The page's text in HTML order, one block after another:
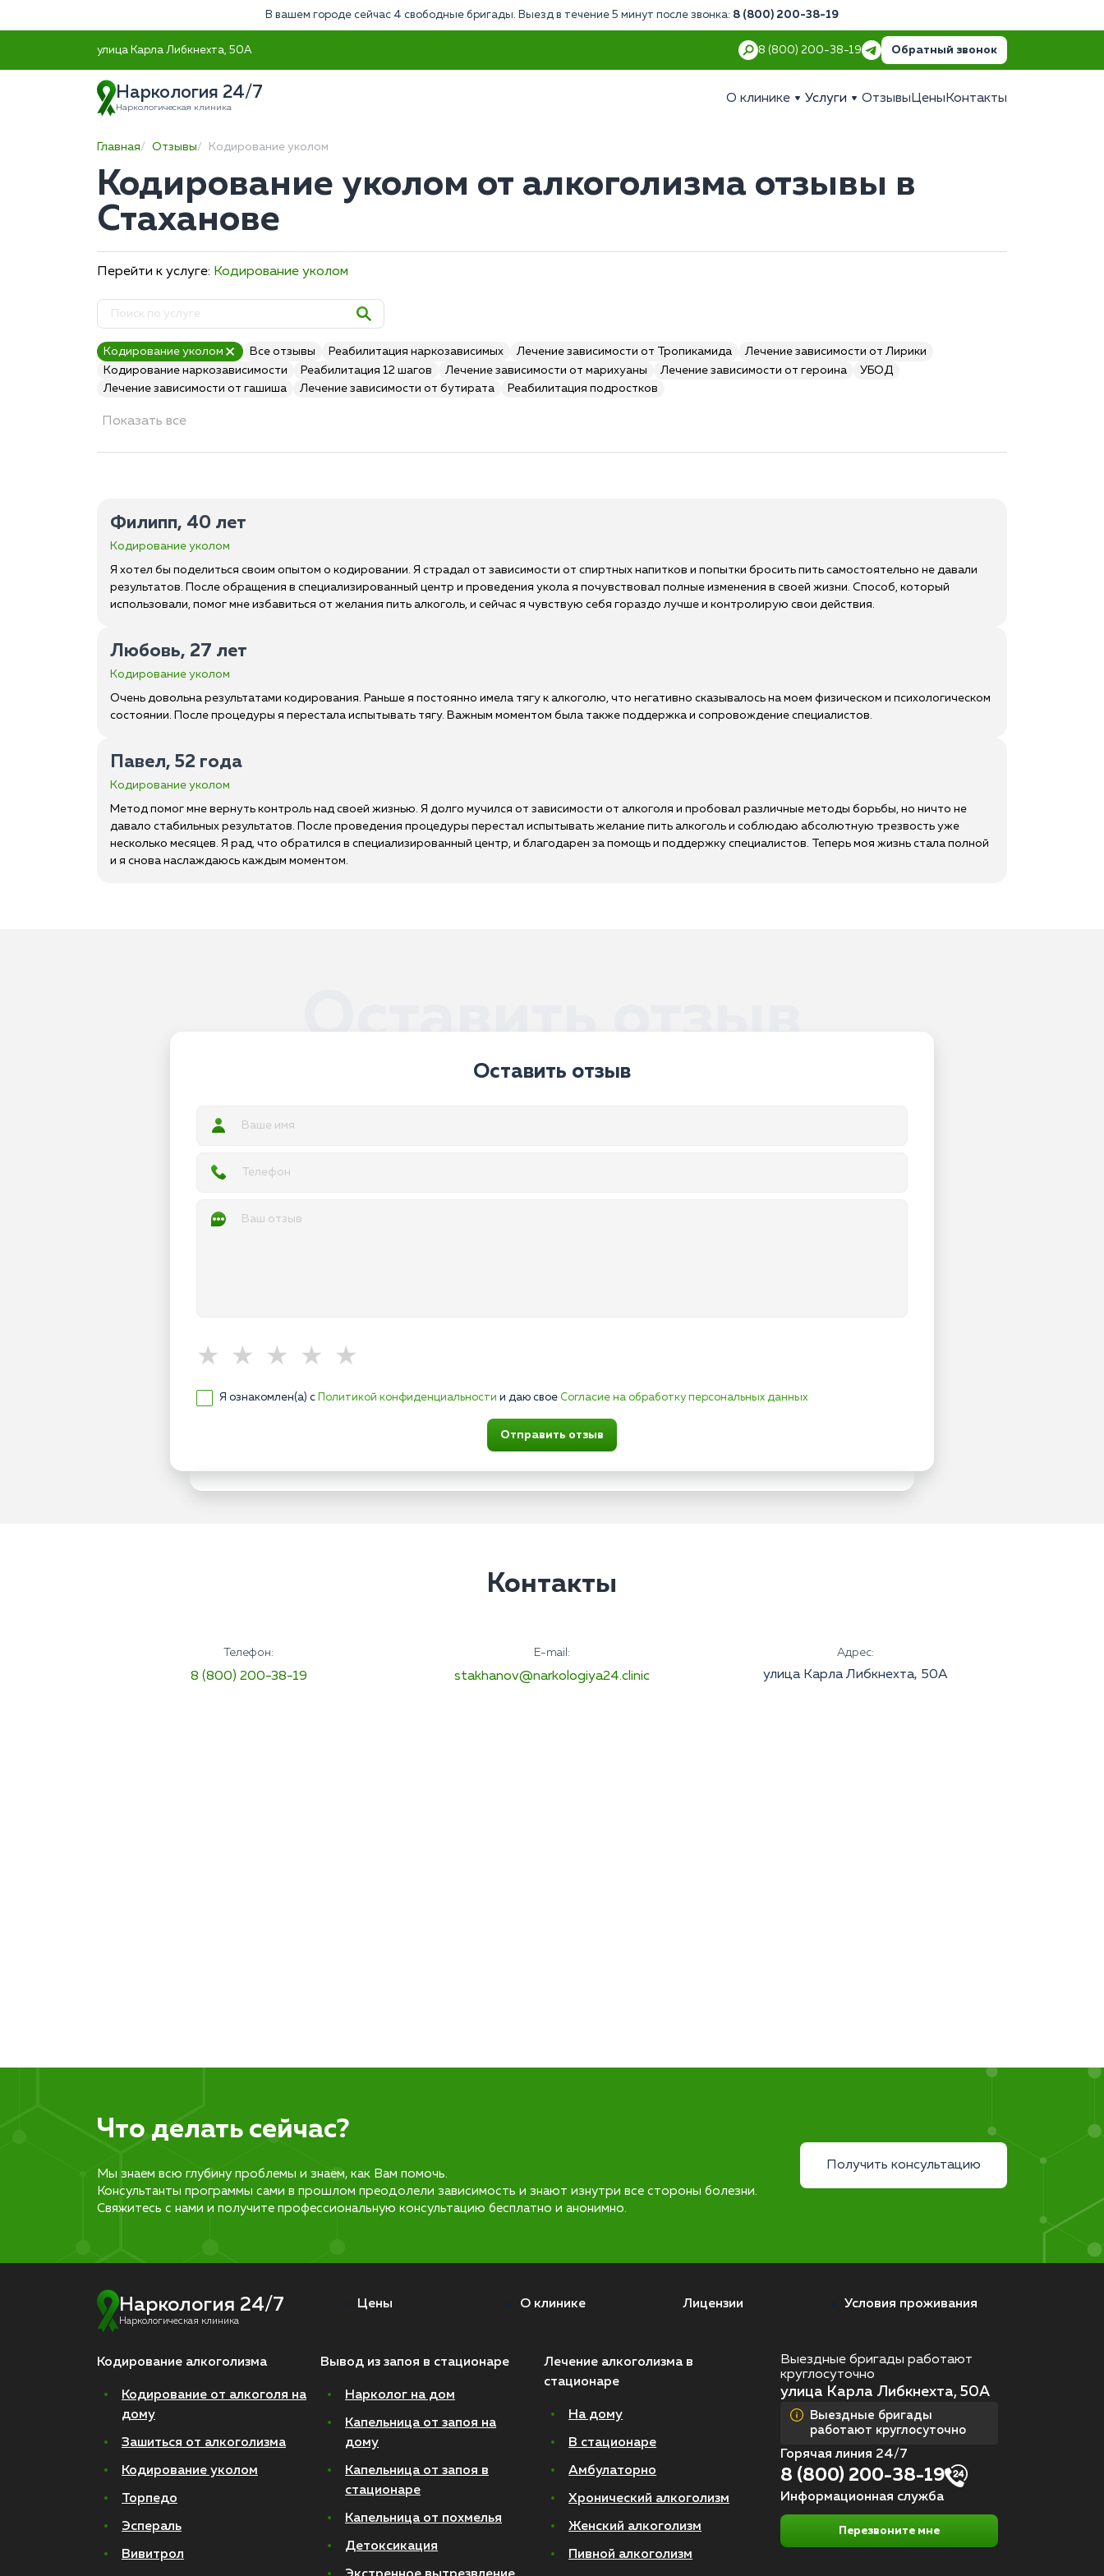
В вашем городе сейчас 4 свободные бригады. Выезд в течение 5 минут после звонка: 8 (800) 200-38-19
улица Карла Либкнехта, 50А 8 (800) 200-38-19 Обратный звонок
Наркология 24/7
Наркологическая клиника
О клинике Услуги Отзывы Цены Контакты
Главная Отзывы Кодирование уколом
Кодирование уколом от алкоголизма отзывы в
Стаханове
Перейти к услуге: Кодирование уколом
Кодирование уколом Все отзывы Реабилитация наркозависимых Лечение зависимости от Тропикамида
Лечение зависимости от Лирики
Кодирование наркозависимости
Реабилитация 12 шагов Лечение зависимости от марихуаны Лечение зависимости от героина
УБОД
Лечение зависимости от гашиша
Лечение зависимости от бутирата Реабилитация подростков
Показать все
Филипп, 40 лет
Кодирование уколом
Я хотел бы поделиться своим опытом о кодировании. Я страдал от зависимости от спиртных напитков и попытки бросить пить самостоятельно не давали
результатов. После обращения в специализированный центр и проведения укола я почувствовал полные изменения в своей жизни. Способ, который
использовали, помог мне избавиться от желания пить алкоголь, и сейчас я чувствую себя гораздо лучше и контролирую свои действия.
Любовь, 27 лет
Кодирование уколом
Очень довольна результатами кодирования. Раньше я постоянно имела тягу к алкоголю, что негативно сказывалось на моем физическом и психологическом
состоянии. После процедуры я перестала испытывать тягу. Важным моментом была также поддержка и сопровождение специалистов.
Павел, 52 года
Кодирование уколом
Метод помог мне вернуть контроль над своей жизнью. Я долго мучился от зависимости от алкоголя и пробовал различные методы борьбы, но ничто не
давало стабильных результатов. После проведения процедуры перестал испытывать желание пить алкоголь и соблюдаю абсолютную трезвость уже
несколько месяцев. Я рад, что обратился в специализированный центр, и благодарен за помощь и поддержку специалистов. Теперь моя жизнь стала полной
и я снова наслаждаюсь каждым моментом.
Оставить отзыв
Оставить отзыв
Я ознакомлен(а) с Политикой конфиденциальности и даю свое Согласие на обработку персональных данных
Отправить отзыв
Контакты
Телефон:
8 (800) 200-38-19
E-mail:
stakhanov@narkologiya24.clinic
Адрес:
улица Карла Либкнехта, 50А
Что делать сейчас?
Мы знаем всю глубину проблемы и знаем, как Вам помочь.
Консультанты программы сами в прошлом преодолели зависимость и знают изнутри все стороны болезни.
Свяжитесь с нами и получите профессиональную консультацию бесплатно и анонимно.
Получить консультацию
Наркология 24/7
Наркологическая клиника
Цены О клинике Лицензии Условия проживания
Кодирование алкоголизма
Кодирование от алкоголя на
дому
Зашиться от алкоголизма
Кодирование уколом
Торпедо
Эспераль
Вивитрол
Вывод из запоя в стационаре
Нарколог на дом
Капельница от запоя на
дому
Капельница от запоя в
стационаре
Капельница от похмелья
Детоксикация
Лечение алкоголизма в
стационаре
На дому
В стационаре
Амбулаторно
Хронический алкоголизм
Женский алкоголизм
Пивной алкоголизм
Выездные бригады работают
круглосуточно
улица Карла Либкнехта, 50А
Выездные бригады
работают круглосуточно
Горячая линия 24/7
8 (800) 200-38-19
Информационная служба
Перезвоните мне